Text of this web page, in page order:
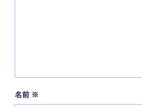
名前 ※